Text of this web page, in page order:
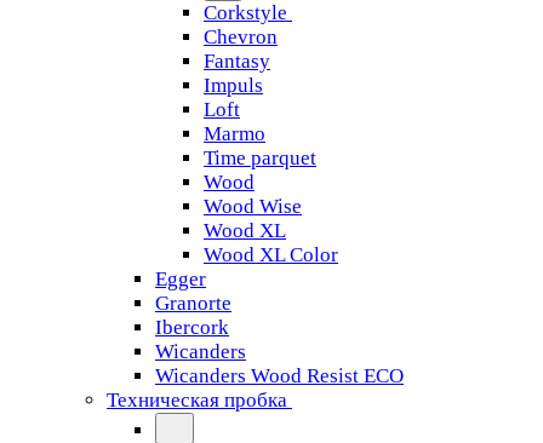
Corkstyle
Chevron
Fantasy
Impuls
Loft
Marmo
Time parquet
Wood
Wood Wise
Wood XL
Wood XL Color
Egger
Granorte
Ibercork
Wicanders
Wicanders Wood Resist ECO
Техническая пробка